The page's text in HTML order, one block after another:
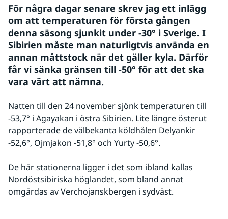
För några dagar senare skrev jag ett inlägg
om att temperaturen för första gången
denna säsong sjunkit under -30° i Sverige. I
Sibirien måste man naturligtvis använda en
annan måttstock när det gäller kyla. Därför
får vi sänka gränsen till -50° för att det ska
vara värt att nämna.
Natten till den 24 november sjönk temperaturen till
-53,7° i Agayakan i östra Sibirien. Lite längre österut
rapporterade de välbekanta köldhålen Delyankir
-52,6°, Ojmjakon -51,8° och Yurty -50,6°.
De här stationerna ligger i det som ibland kallas
Nordöstsibiriska höglandet, som bland annat
omgärdas av Verchojanskbergen i sydväst.